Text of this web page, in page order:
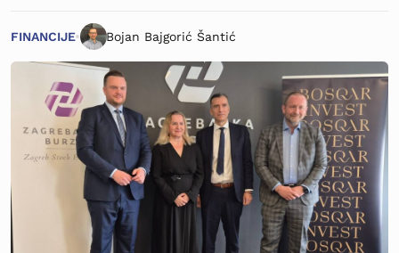
FINANCIJE Bojan Bajgorić Šantić